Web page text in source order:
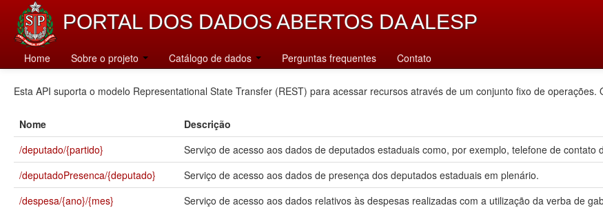
PORTAL DOS DADOS ABERTOS DA ALESP
Home Sobre o projeto Catálogo de dados Perguntas frequentes Contato
Catálogo
Esta API suporta o modelo Representational State Transfer (REST) para acessar recursos através de um conjunto fixo de
Nome
Descrição
/deputado/{partido}
Serviço de acesso aos dados de deputados estaduais como, por exemplo, telefone de
/deputadoPresenca/{deputado}
Serviço de acesso aos dados de presença dos deputados estaduais em plenário.
/despesa/{ano}/{mes}
Serviço de acesso aos dados relativos às despesas realizadas com a utilização da verba de